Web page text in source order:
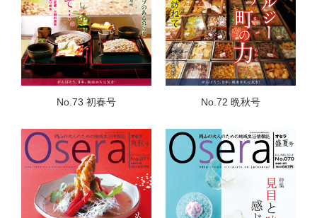
No.73 初春号 No.72 晩秋号